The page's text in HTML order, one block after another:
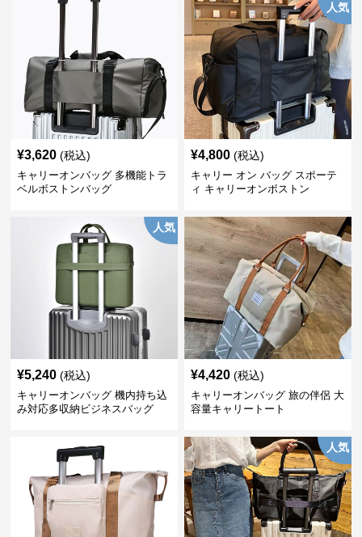
¥3,620 (税込)
キャリーオンバッグ 多機能トラ
ベルボストンバッグ
人気
¥4,800 (税込)
キャリー オン バッグ スポーテ
ィ キャリーオンボストン
人気
¥5,240 (税込)
キャリーオンバッグ 機内持ち込
み対応多収納ビジネスバッグ
¥4,420 (税込)
キャリーオンバッグ 旅の伴侶 大
容量キャリートート
人気